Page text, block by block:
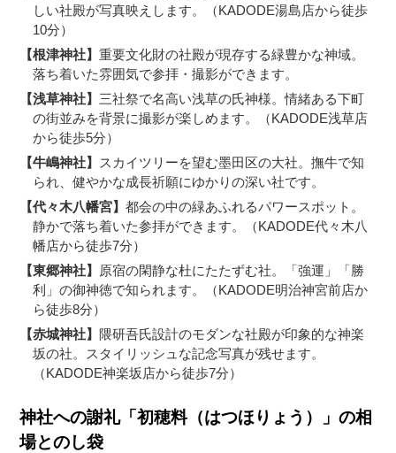
しい社殿が写真映えします。（KADODE湯島店から徒歩
10分）
【根津神社】重要文化財の社殿が現存する緑豊かな神域。
落ち着いた雰囲気で参拝・撮影ができます。
【浅草神社】 三社祭で名高い浅草の氏神様。情緒ある下町
の街並みを背景に撮影が楽しめます。（KADODE浅草店
から徒歩5分）
【牛嶋神社】 スカイツリーを望む墨田区の大社。撫牛で知
られ、健やかな成長祈願にゆかりの深い社です。
【代々木八幡宮】都会の中の緑あふれるパワースポット。
静かで落ち着いた参拝ができます。（KADODE代々木八
幡店から徒歩7分）
【東郷神社】 原宿の閑静な杜にたたずむ社。「強運」「勝
利」の御神徳で知られます。（KADODE明治神宮前店か
ら徒歩8分）
【赤城神社】 隈研吾氏設計のモダンな社殿が印象的な神楽
坂の社。スタイリッシュな記念写真が残せます。
（KADODE神楽坂店から徒歩7分）
神社への謝礼「初穂料（はつほりょう）」の相
場とのし袋